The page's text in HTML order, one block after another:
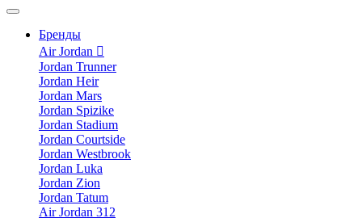
Бренды
Air Jordan
Jordan Trunner
Jordan Heir
Jordan Mars
Jordan Spizike
Jordan Stadium
Jordan Courtside
Jordan Westbrook
Jordan Luka
Jordan Zion
Jordan Tatum
Air Jordan 312